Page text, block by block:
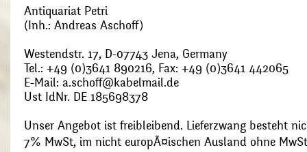
Antiquariat Petri
(Inh.: Andreas Aschoff)
Westendstr. 17, D-07743 Jena, Germany
Tel.: +49 (0)3641 890216, Fax: +49 (0)3641 442065
E-Mail: a.schoff@kabelmail.de
Ust IdNr. DE 185698378
Unser Angebot ist freibleibend. Lieferzwang besteht
7% MwSt, im nicht europÃ¤ischen Ausland ohne